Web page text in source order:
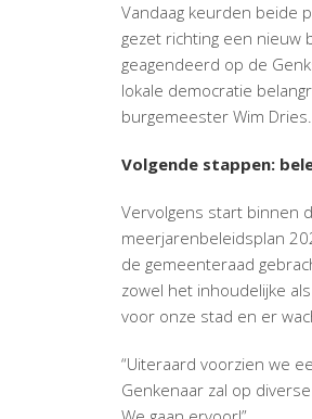
Vandaag keurden beide
gezet richting een
geagendeerd op de
lokale democratie
burgemeester Wim Dries.
Volgende stappen:
Vervolgens start binnen
meerjarenbeleidsplan
de gemeenteraad
zowel het inhoudelijke
voor onze stad en er
“Uiteraard voorzien we
Genkenaar zal op